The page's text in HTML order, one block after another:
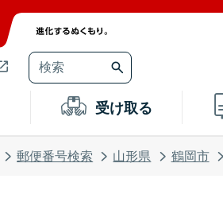
受け取る
郵便番号検索 山形県 鶴岡市